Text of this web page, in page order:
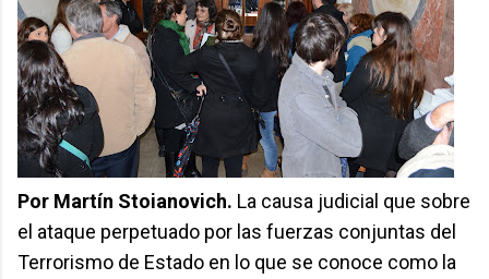
Por Martín Stoianovich. La causa judicial que sobre
el ataque perpetuado por las fuerzas conjuntas del
Terrorismo de Estado en lo que se conoce como la